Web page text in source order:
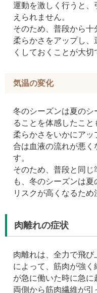
運動を激しく行うと
えられません。
そのため、普段から
柔らかさをアップし
くしておくことが大切
気温の変化
冬のシーズンは夏のシ
ることを体感したこと
柔らかさをいかにア
合は血液の流れが悪く
す。
そのため、普段と同
も、冬のシーズンは
リスクが高くなるため
肉離れの症状
肉離れは、全力で飛び
によって、筋肉が強
が急に働いた時に急に
両側から筋肉繊維が